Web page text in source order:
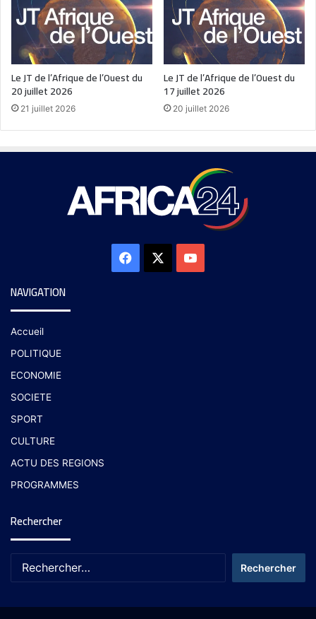
Le JT de l’Afrique de l’Ouest du
20 juillet 2026
21 juillet 2026
Le JT de l’Afrique de l’Ouest du
17 juillet 2026
20 juillet 2026
NAVIGATION
Accueil
POLITIQUE
ECONOMIE
SOCIETE
SPORT
CULTURE
ACTU DES REGIONS
PROGRAMMES
Rechercher